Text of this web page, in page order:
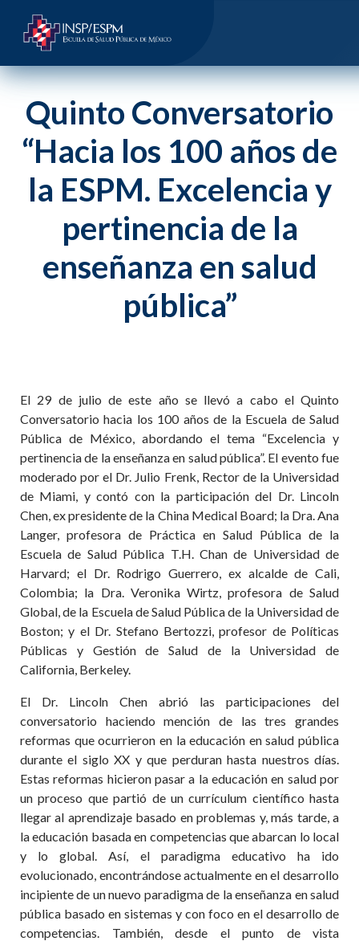
Quinto Conversatorio
“Hacia los 100 años de
la ESPM. Excelencia y
pertinencia de la
enseñanza en salud
pública”
El 29 de julio de este año se llevó a cabo el Quinto
Conversatorio hacia los 100 años de la Escuela de Salud
Pública de México, abordando el tema “Excelencia y
pertinencia de la enseñanza en salud pública”. El evento fue
moderado por el Dr. Julio Frenk, Rector de la Universidad
de Miami, y contó con la participación del Dr. Lincoln
Chen, ex presidente de la China Medical Board; la Dra. Ana
Langer, profesora de Práctica en Salud Pública de la
Escuela de Salud Pública T.H. Chan de Universidad de
Harvard; el Dr. Rodrigo Guerrero, ex alcalde de Cali,
Colombia; la Dra. Veronika Wirtz, profesora de Salud
Global, de la Escuela de Salud Pública de la Universidad de
Boston; y el Dr. Stefano Bertozzi, profesor de Políticas
Públicas y Gestión de Salud de la Universidad de
California, Berkeley.
El Dr. Lincoln Chen abrió las participaciones del
conversatorio haciendo mención de las tres grandes
reformas que ocurrieron en la educación en salud pública
durante el siglo XX y que perduran hasta nuestros días.
Estas reformas hicieron pasar a la educación en salud por
un proceso que partió de un currículum científico hasta
llegar al aprendizaje basado en problemas y, más tarde, a
la educación basada en competencias que abarcan lo local
y lo global. Así, el paradigma educativo ha ido
evolucionado, encontrándose actualmente en el desarrollo
incipiente de un nuevo paradigma de la enseñanza en salud
pública basado en sistemas y con foco en el desarrollo de
competencias. También, desde el punto de vista